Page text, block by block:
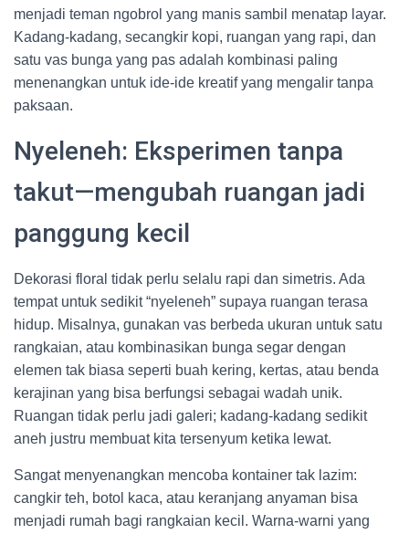
menjadi teman ngobrol yang manis sambil menatap layar.
Kadang-kadang, secangkir kopi, ruangan yang rapi, dan
satu vas bunga yang pas adalah kombinasi paling
menenangkan untuk ide-ide kreatif yang mengalir tanpa
paksaan.
Nyeleneh: Eksperimen tanpa
takut—mengubah ruangan jadi
panggung kecil
Dekorasi floral tidak perlu selalu rapi dan simetris. Ada
tempat untuk sedikit “nyeleneh” supaya ruangan terasa
hidup. Misalnya, gunakan vas berbeda ukuran untuk satu
rangkaian, atau kombinasikan bunga segar dengan
elemen tak biasa seperti buah kering, kertas, atau benda
kerajinan yang bisa berfungsi sebagai wadah unik.
Ruangan tidak perlu jadi galeri; kadang-kadang sedikit
aneh justru membuat kita tersenyum ketika lewat.
Sangat menyenangkan mencoba kontainer tak lazim:
cangkir teh, botol kaca, atau keranjang anyaman bisa
menjadi rumah bagi rangkaian kecil. Warna-warni yang